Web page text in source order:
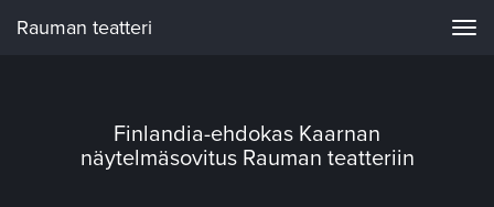
Rauman teatteri
Finlandia-ehdokas Kaarnan
näytelmäsovitus Rauman teatteriin